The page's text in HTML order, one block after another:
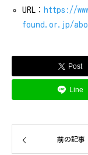
URL： https://
found.or.jp/
Post
Line
前の記事